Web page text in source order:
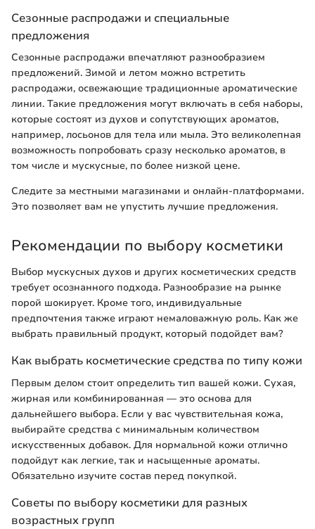
Сезонные распродажи и специальные
предложения
Сезонные распродажи впечатляют разнообразием
предложений. Зимой и летом можно встретить
распродажи, освежающие традиционные ароматические
линии. Такие предложения могут включать в себя наборы,
которые состоят из духов и сопутствующих ароматов,
например, лосьонов для тела или мыла. Это великолепная
возможность попробовать сразу несколько ароматов, в
том числе и мускусные, по более низкой цене.
Следите за местными магазинами и онлайн-платформами.
Это позволяет вам не упустить лучшие предложения.
Рекомендации по выбору косметики
Выбор мускусных духов и других косметических средств
требует осознанного подхода. Разнообразие на рынке
порой шокирует. Кроме того, индивидуальные
предпочтения также играют немаловажную роль. Как же
выбрать правильный продукт, который подойдет вам?
Как выбрать косметические средства по типу кожи
Первым делом стоит определить тип вашей кожи. Сухая,
жирная или комбинированная — это основа для
дальнейшего выбора. Если у вас чувствительная кожа,
выбирайте средства с минимальным количеством
искусственных добавок. Для нормальной кожи отлично
подойдут как легкие, так и насыщенные ароматы.
Обязательно изучите состав перед покупкой.
Советы по выбору косметики для разных
возрастных групп